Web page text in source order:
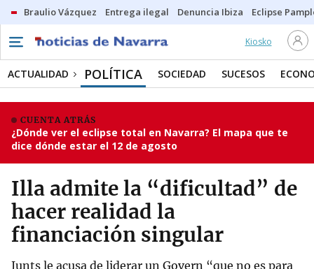
Braulio Vázquez Entrega ilegal Denuncia Ibiza Eclipse
Kiosko
ACTUALIDAD POLÍTICA SOCIEDAD SUCESOS
CUENTA ATRÁS
¿Dónde ver el eclipse total en Navarra? El mapa que te
dice dónde estar el 12 de agosto
Illa admite la “dificultad” de
hacer realidad la
financiación singular
Junts le acusa de liderar un Govern “que no es para